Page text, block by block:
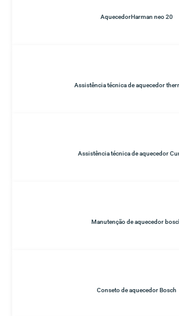
AquecedorHarman neo 20
Assistência técnica de aquecedor
Assistência técnica de aquecedor
Manutenção de aquecedor
Conseto de aquecedor Bosch